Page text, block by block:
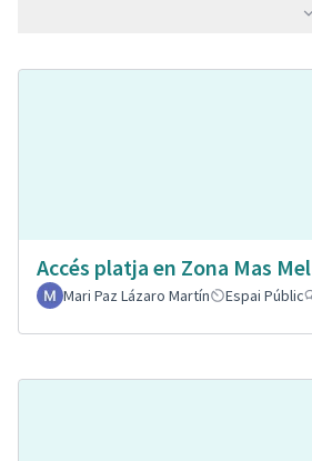
Accés platja en Zona Mas Mel
Mari Paz Lázaro Martín
Espai Públic